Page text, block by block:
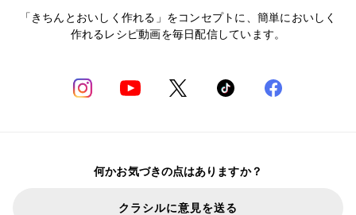
「きちんとおいしく作れる」をコンセプトに、簡単においしく
作れるレシピ動画を毎日配信しています。
何かお気づきの点はありますか？
クラシルに意見を送る